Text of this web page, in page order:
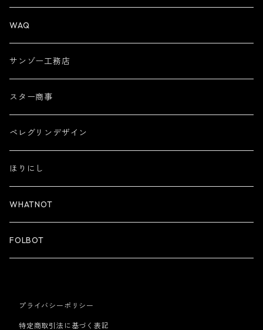
WAQ
サンゾー工務店
スター商事
ペレグリンデザイン
ほりにし
WHATNOT
FOLBOT
プライバシーポリシー
特定商取引法に基づく表記